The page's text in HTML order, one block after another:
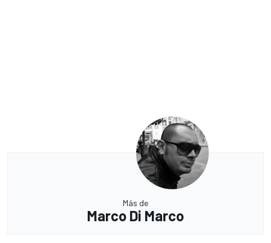
Más de
Marco Di Marco